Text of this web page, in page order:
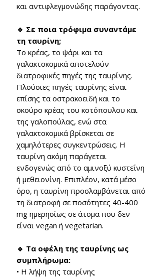
και αντιφλεγμονώδης παράγοντας.
🔹 Σε ποια τρόφιμα συναντάμε
τη ταυρίνη;
Το κρέας, το ψάρι και τα
γαλακτοκομικά αποτελούν
διατροφικές πηγές της ταυρίνης.
Πλούσιες πηγές ταυρίνης είναι
επίσης τα οστρακοειδή και το
σκούρο κρέας του κοτόπουλου και
της γαλοπούλας, ενώ στα
γαλακτοκομικά βρίσκεται σε
χαμηλότερες συγκεντρώσεις. Η
ταυρίνη ακόμη παράγεται
ενδογενώς από το αμινοξύ κυστεΐνη
ή μεθειονίνη. Επιπλέον, κατά μέσο
όρο, η ταυρίνη προσλαμβάνεται από
τη διατροφή σε ποσότητες 40-400
mg ημερησίως σε άτομα που δεν
είναι vegan ή vegetarian.
🔹 Τα οφέλη της ταυρίνης ως
συμπλήρωμα:
• Η λήψη της ταυρίνης